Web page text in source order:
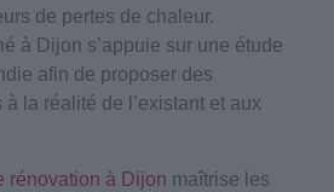
de pertes de chaleur.
à Dijon s’appuie sur une étude
afin de proposer des
la réalité de l’existant et aux
rénovation à Dijon maîtrise les